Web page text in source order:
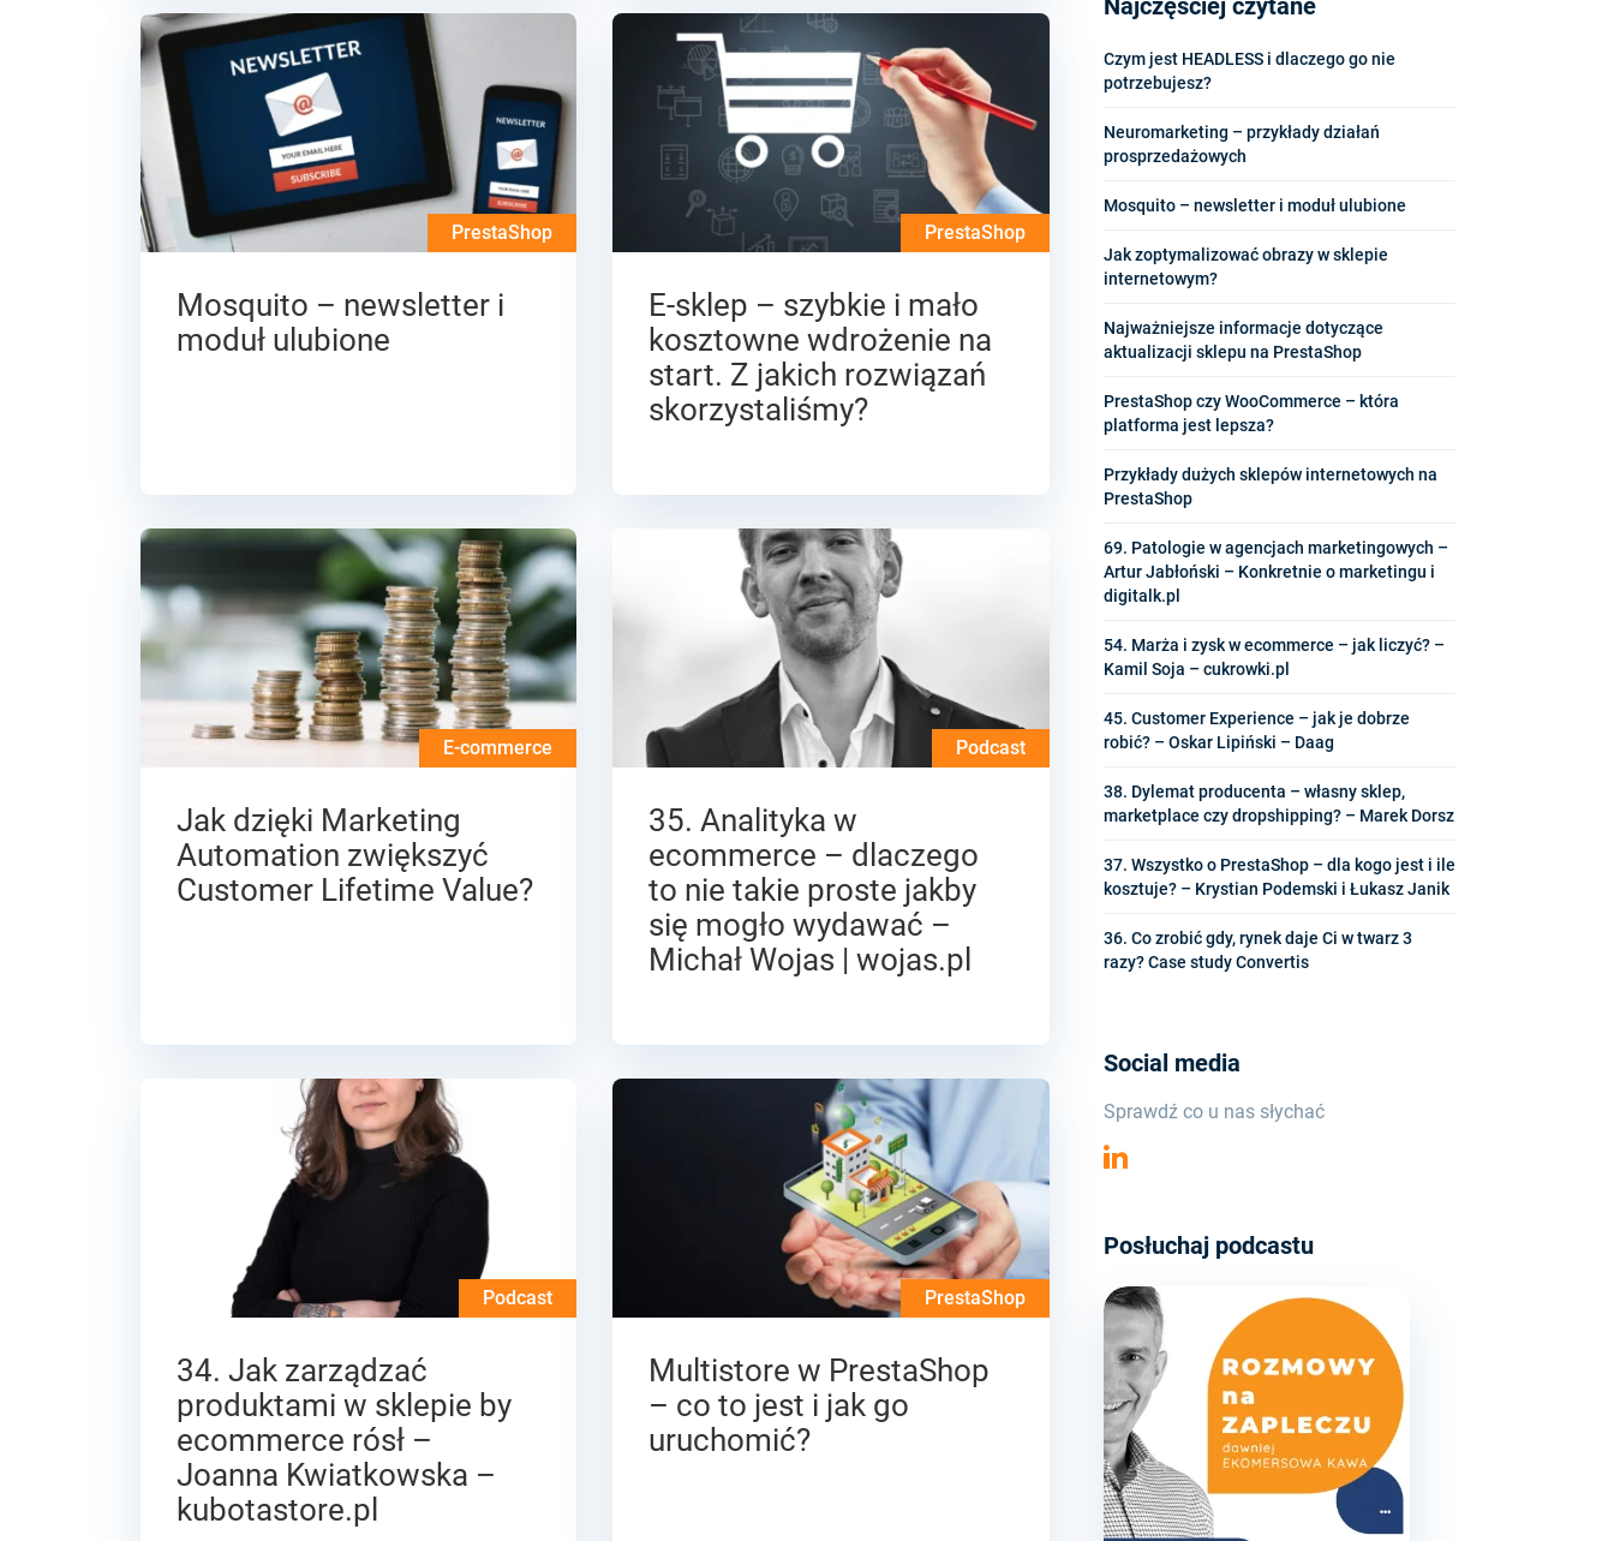
PrestaShop
Mosquito – newsletter i
moduł ulubione
PrestaShop
E-sklep – szybkie i mało
kosztowne wdrożenie na
start. Z jakich rozwiązań
skorzystaliśmy?
E-commerce
Jak dzięki Marketing
Automation zwiększyć
Customer Lifetime Value?
Podcast
35. Analityka w
ecommerce – dlaczego
to nie takie proste jakby
się mogło wydawać –
Michał Wojas | wojas.pl
Podcast
34. Jak zarządzać
produktami w sklepie by
ecommerce rósł –
Joanna Kwiatkowska –
kubotastore.pl
PrestaShop
Multistore w PrestaShop
– co to jest i jak go
uruchomić?
Czym jest HEADLESS i dlaczego go nie
potrzebujesz?
Neuromarketing – przykłady działań
prosprzedażowych
Mosquito – newsletter i moduł ulubione
Jak zoptymalizować obrazy w sklepie
internetowym?
Najważniejsze informacje dotyczące
aktualizacji sklepu na PrestaShop
PrestaShop czy WooCommerce – która
platforma jest lepsza?
Przykłady dużych sklepów internetowych na
PrestaShop
69. Patologie w agencjach marketingowych –
Artur Jabłoński – Konkretnie o marketingu i
digitalk.pl
54. Marża i zysk w ecommerce – jak liczyć? –
Kamil Soja – cukrowki.pl
45. Customer Experience – jak je dobrze
robić? – Oskar Lipiński – Daag
38. Dylemat producenta – własny sklep,
marketplace czy dropshipping? – Marek Dorsz
37. Wszystko o PrestaShop – dla kogo jest i ile
kosztuje? – Krystian Podemski i Łukasz Janik
36. Co zrobić gdy, rynek daje Ci w twarz 3
razy? Case study Convertis
Social media
Sprawdź co u nas słychać
Posłuchaj podcastu